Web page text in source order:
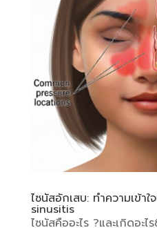
ไซนัสอักเสบ: ทำความเข้าใ
sinusitis
ไซนัสคืออะไร ?และเกิดอะ